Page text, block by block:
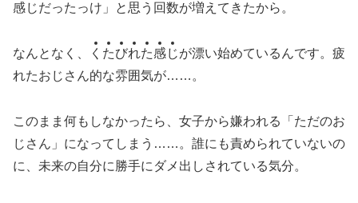
感じだったっけ」と思う回数が増えてきたから。
なんとなく、 く たびれた感じが漂い始めているんです。疲
れたおじさん的な雰囲気が……。
このまま何もしなかったら、女子から嫌われる「ただのお
じさん」になってしまう……。誰にも責められていないの
に、未来の自分に勝手にダメ出しされている気分。